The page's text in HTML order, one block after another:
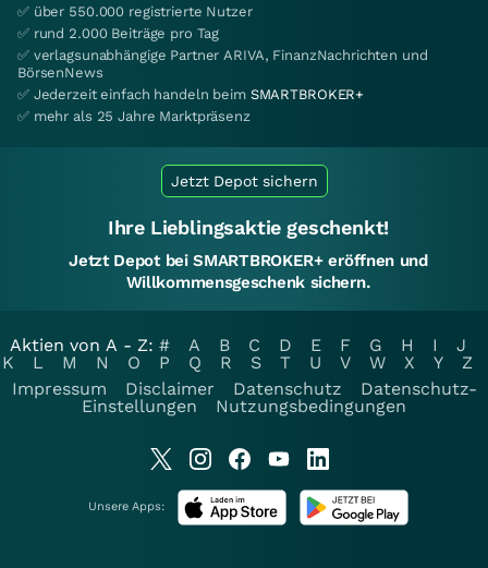
✅ über 550.000 registrierte Nutzer
✅ rund 2.000 Beiträge pro Tag
✅ verlagsunabhängige Partner ARIVA, FinanzNachrichten und
BörsenNews
✅ Jederzeit einfach handeln beim SMARTBROKER+
✅ mehr als 25 Jahre Marktpräsenz
Jetzt Depot sichern
Ihre Lieblingsaktie geschenkt!
Jetzt Depot bei SMARTBROKER+ eröffnen und
Willkommensgeschenk sichern.
Aktien von A - Z: # A B C D E F G H I
J
K
L M N O P Q R S T U V W X Y
Z
Impressum
Disclaimer Datenschutz
Datenschutz-
Einstellungen
Nutzungsbedingungen
Unsere Apps: